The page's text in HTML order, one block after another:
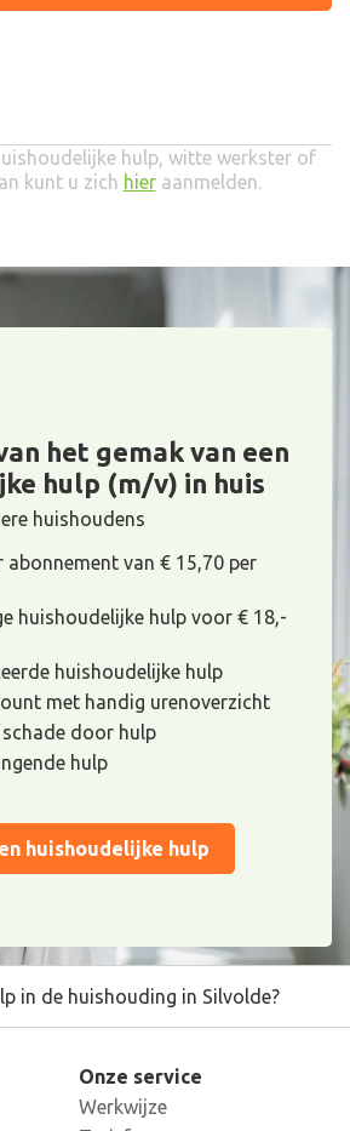
hulp, witte werkster of
kunt u zich hieraanmelden.
het gemak van een
hulp (m/v) in huis
huishoudens
abonnement van € 15,70 per
huishoudelijke hulp voor € 18,-
huishoudelijke hulp
met handig urenoverzicht
door hulp
hulp
huishoudelijke hulp
in de huishouding in Silvolde?
Onze service
Werkwijze